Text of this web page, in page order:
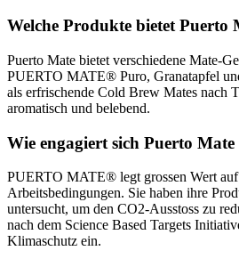
Welche Produkte bietet Puerto
Puerto Mate bietet verschiedene Mate-
PUERTO MATE® Puro, Granatapfel
als erfrischende Cold Brew Mates nach
aromatisch und belebend.
Wie engagiert sich Puerto
PUERTO MATE® legt grossen Wert
Arbeitsbedingungen. Sie haben ihre
untersucht, um den CO2-Ausstoss zu
nach dem Science Based Targets
Klimaschutz ein.